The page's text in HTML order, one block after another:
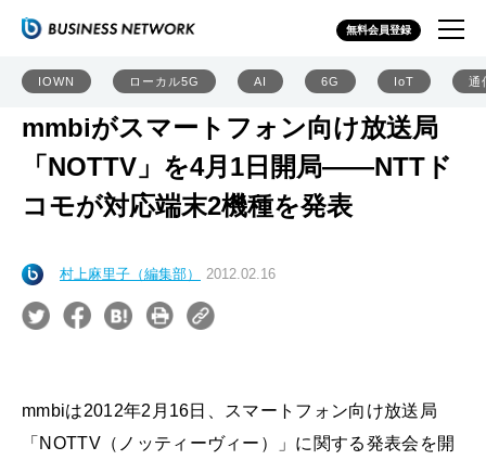
無料会員登録
IOWN ローカル5G AI 6G IoT 通
mmbiがスマートフォン向け放送局
「NOTTV」を4月1日開局――NTTド
コモが対応端末2機種を発表
村上麻里子（編集部） 2012.02.16
mmbiは2012年2月16日、スマートフォン向け放送局
「NOTTV（ノッティーヴィー）」に関する発表会を開